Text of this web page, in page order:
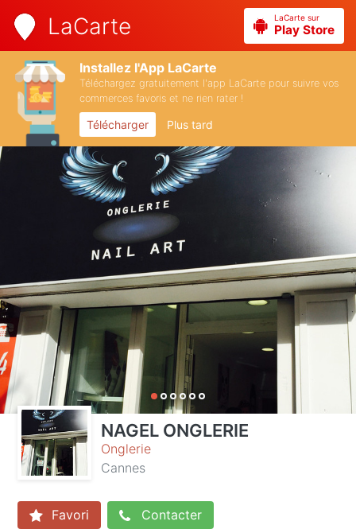
LaCarte LaCarte sur
Play Store
Installez l'App LaCarte
Téléchargez gratuitement l'app LaCarte pour suivre vos
commerces favoris et ne rien rater !
Télécharger Plus tard
NAGEL ONGLERIE
Onglerie
Cannes
Favori Contacter